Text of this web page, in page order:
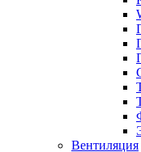
Вентиляция